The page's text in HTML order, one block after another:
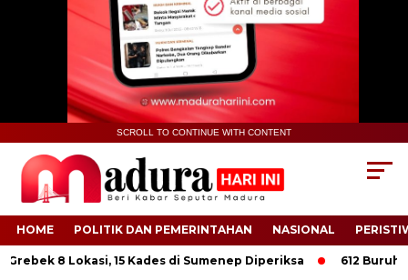
SCROLL TO CONTINUE WITH CONTENT
HOME POLITIK DAN PEMERINTAHAN NASIONAL
8 Lokasi, 15 Kades di Sumenep Diperiksa 612 Buruh